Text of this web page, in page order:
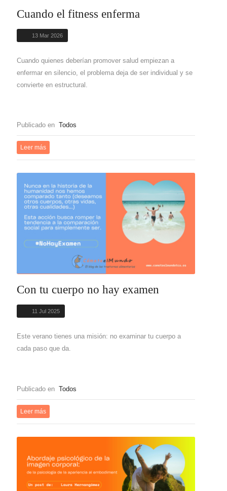
Cuando el fitness enferma
13 Mar 2026
Cuando quienes deberían promover salud empiezan a
enfermar en silencio, el problema deja de ser individual y se
convierte en estructural.
Publicado en Todos
Leer más
Con tu cuerpo no hay examen
11 Jul 2025
Este verano tienes una misión: no examinar tu cuerpo a
cada paso que da.
Publicado en Todos
Leer más